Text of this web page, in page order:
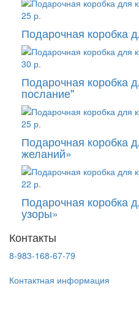
25 р.
Подарочная коробка
30 р.
Подарочная коробка
послание"
25 р.
Подарочная коробка
желаний»
22 р.
Подарочная коробка
узоры»
Контакты
8-983-168-67-79
Контактная информация